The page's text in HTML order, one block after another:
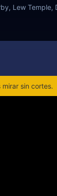
Lew Temple,
sin cortes.